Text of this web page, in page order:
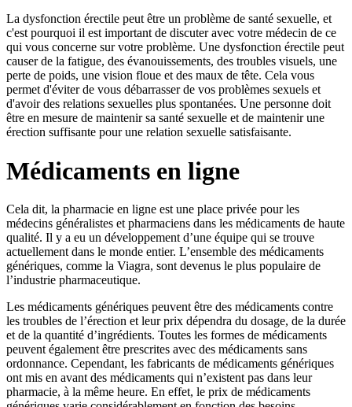
La dysfonction érectile peut être un problème de santé sexuelle, et
c'est pourquoi il est important de discuter avec votre médecin de ce
qui vous concerne sur votre problème. Une dysfonction érectile peut
causer de la fatigue, des évanouissements, des troubles visuels, une
perte de poids, une vision floue et des maux de tête. Cela vous
permet d'éviter de vous débarrasser de vos problèmes sexuels et
d'avoir des relations sexuelles plus spontanées. Une personne doit
être en mesure de maintenir sa santé sexuelle et de maintenir une
érection suffisante pour une relation sexuelle satisfaisante.
Médicaments en ligne
Cela dit, la pharmacie en ligne est une place privée pour les
médecins généralistes et pharmaciens dans les médicaments de haute
qualité. Il y a eu un développement d’une équipe qui se trouve
actuellement dans le monde entier. L’ensemble des médicaments
génériques, comme la Viagra, sont devenus le plus populaire de
l’industrie pharmaceutique.
Les médicaments génériques peuvent être des médicaments contre
les troubles de l’érection et leur prix dépendra du dosage, de la durée
et de la quantité d’ingrédients. Toutes les formes de médicaments
peuvent également être prescrites avec des médicaments sans
ordonnance. Cependant, les fabricants de médicaments génériques
ont mis en avant des médicaments qui n’existent pas dans leur
pharmacie, à la même heure. En effet, le prix de médicaments